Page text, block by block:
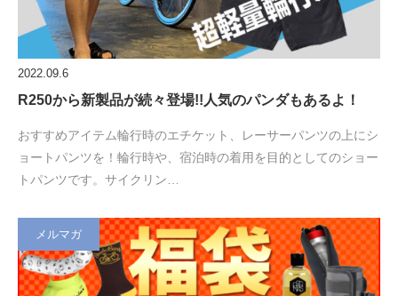
2022.09.6
R250から新製品が続々登場!!人気のパンダもあるよ！
おすすめアイテム輪行時のエチケット、レーサーパンツの上にシ
ョートパンツを！輪行時や、宿泊時の着用を目的としてのショー
トパンツです。サイクリン…
メルマガ